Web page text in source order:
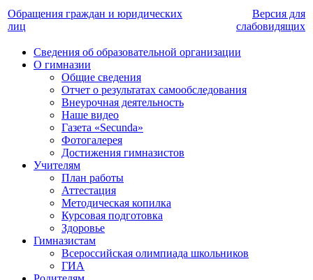
Обращения граждан и юридических
лиц
Версия для
слабовидящих
Сведения об образовательной организации
О гимназии
Общие сведения
Отчет о результатах самообследования
Внеурочная деятельность
Наше видео
Газета «Secunda»
Фотогалерея
Достижения гимназистов
Учителям
План работы
Аттестация
Методическая копилка
Курсовая подготовка
Здоровье
Гимназистам
Всероссийская олимпиада школьников
ГИА